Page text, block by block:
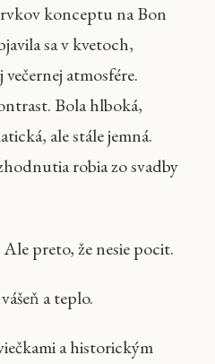
konceptu na Bon
sa v kvetoch,
atmosfére.
Bola hlboká,
ale stále jemná.
robia zo svadby
preto, že nesie pocit.
a teplo.
a historickým